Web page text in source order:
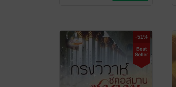
-51%